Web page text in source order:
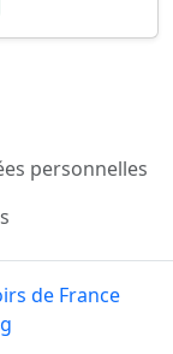
personnelles
de France